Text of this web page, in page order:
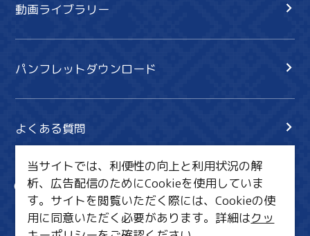
動画ライブラリー
パンフレットダウンロード
よくある質問
サイト内検索
共有
行きたいリスト
当サイトでは、利便性の向上と利用状況の解
析、広告配信のためにCookieを使用していま
す。サイトを閲覧いただく際には、Cookieの使
用に同意いただく必要があります。詳細はクッ